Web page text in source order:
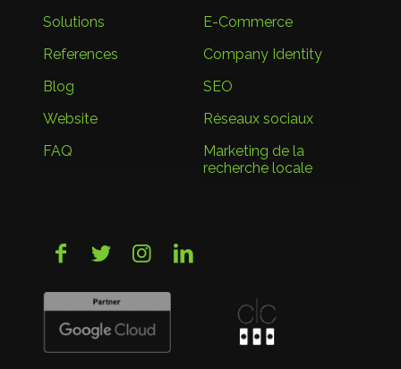
Solutions
References
Blog
Website
FAQ
E-Commerce
Company Identity
SEO
Réseaux sociaux
Marketing de la
recherche locale